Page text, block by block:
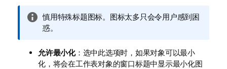
信
息
释
慎用特殊标题图标。图标太多只会令用户感到困
惑。
允许最小化：选中此选项时，如果对象可以最小
化，将会在工作表对象的窗口标题中显示最小化图